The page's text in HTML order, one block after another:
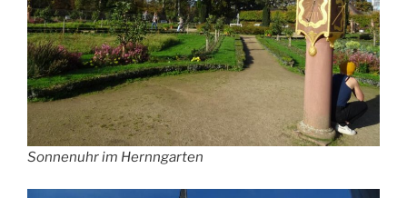
Sonnenuhr im Hernngarten